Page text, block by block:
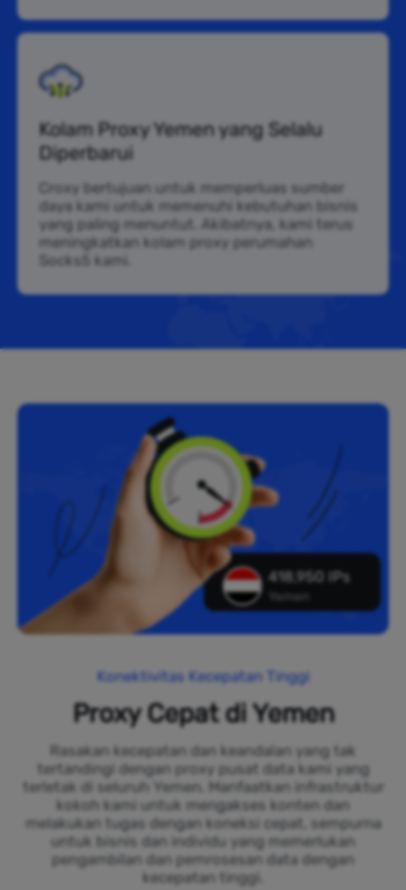
Kolam Proxy Yemen yang Selalu
Diperbarui
Croxy bertujuan untuk memperluas sumber
daya kami untuk memenuhi kebutuhan bisnis
yang paling menuntut. Akibatnya, kami terus
meningkatkan kolam proxy perumahan
Socks5 kami.
418,950 IPs
Yemen
Konektivitas Kecepatan Tinggi
Proxy Cepat di Yemen
Rasakan kecepatan dan keandalan yang tak
tertandingi dengan proxy pusat data kami yang
terletak di seluruh Yemen. Manfaatkan infrastruktur
kokoh kami untuk mengakses konten dan
melakukan tugas dengan koneksi cepat, sempurna
untuk bisnis dan individu yang memerlukan
pengambilan dan pemrosesan data dengan
kecepatan tinggi.